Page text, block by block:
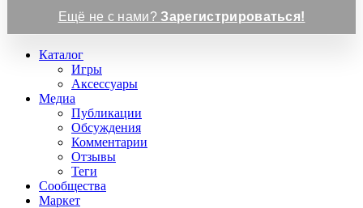
Ещё не с нами?Зарегистрироваться!
Каталог
Игры
Аксессуары
Медиа
Публикации
Обсуждения
Комментарии
Отзывы
Теги
Сообщества
Маркет